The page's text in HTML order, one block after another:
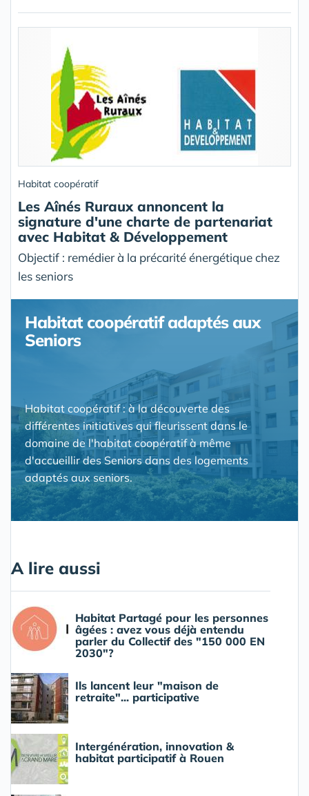
Habitat coopératif
Les Aînés Ruraux annoncent la
signature d'une charte de partenariat
avec Habitat & Développement
Objectif : remédier à la précarité énergétique chez
les seniors
Habitat coopératif adaptés aux
Seniors
Habitat coopératif : à la découverte des
différentes initiatives qui fleurissent dans le
domaine de l'habitat coopératif à même
d'accueillir des Seniors dans des logements
adaptés aux seniors.
A lire aussi
Habitat Partagé pour les personnes
âgées : avez vous déjà entendu
parler du Collectif des "150 000 EN
2030"?
Ils lancent leur "maison de
retraite"... participative
Intergénération, innovation &
habitat participatif à Rouen